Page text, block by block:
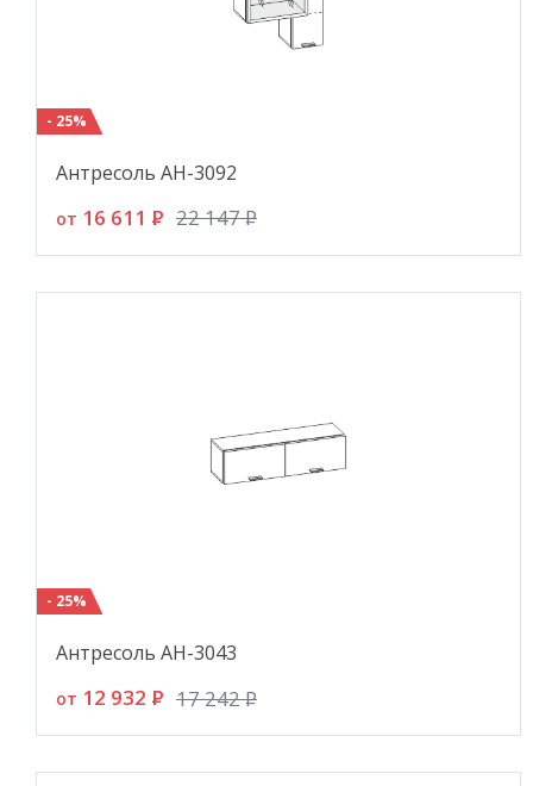
- 25%
Антресоль АН-3092
от 16 611 P 22 147P
- 25%
Антресоль АН-3043
от 12 932 P 17 242P